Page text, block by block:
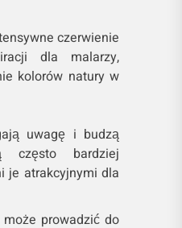
czerwienie
dla malarzy,
kolorów natury w
uwagę i budzą
często bardziej
je atrakcyjnymi dla
prowadzić do